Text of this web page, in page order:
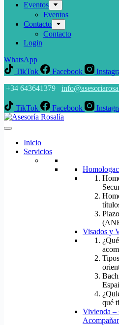
Eventos
Eventos
Contacto
Contacto
Login
WhatsApp
TikTok
Facebook
+34 643641379
TikTok Facebook
Inicio
Servicios
Visados y
qué
Vivienda –